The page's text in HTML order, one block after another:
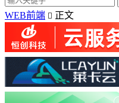
WEB前端  正文